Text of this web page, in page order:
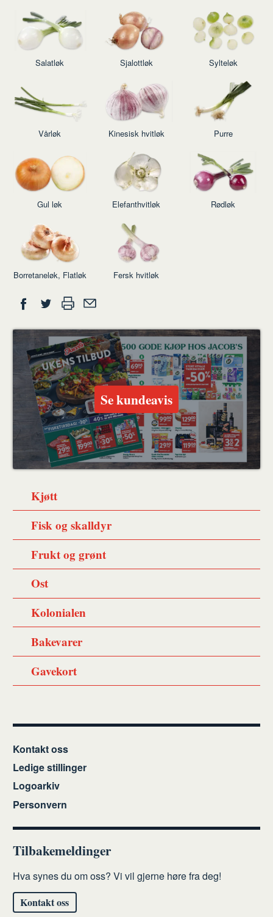
Salatløk Sjalottløk Sylteløk
Vårløk Kinesisk hvitløk Purre
Gul løk Elefanthvitløk Rødløk
Borretaneløk, Flatløk Fersk hvitløk
Del
på
Facebook
på
Twitter
ut en
venn
Se kundeavis
Kjøtt
Fisk og skalldyr
Frukt og grønt
Ost
Kolonialen
Bakevarer
Gavekort
Kontakt oss
Ledige stillinger
Logoarkiv
Personvern
Tilbakemeldinger
Hva synes du om oss? Vi vil gjerne høre fra deg!
Kontakt oss